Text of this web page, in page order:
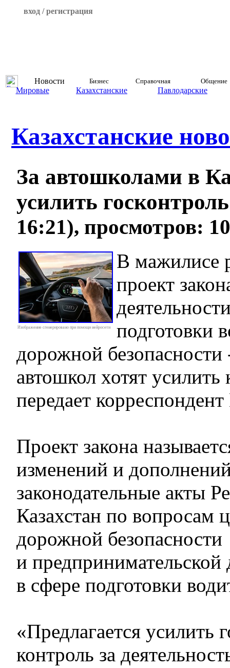
вход / регистрация
Новости Бизнес Справочная Общение
Мировые Казахстанские Павлодарские
Казахстанские
За автошколами в
усилить
16:21), просмотров:
Изображение сгенерировано при помощи нейросети
В мажилисе
проект
подготовки
дорожной безопасности
автошкол хотят усилить
передает
Проект закона
изменений и
законодательные акты
Казахстан по вопросам
дорожной безопасности
и предпринимательской
в сфере подготовки
«Предлагается усилить
контроль за